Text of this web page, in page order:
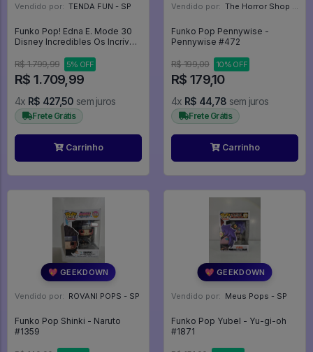
Vendido por: TENDA FUN - SP
Funko Pop! Edna E. Mode 30
Disney Incredibles Os Incríveis
R$ 1.799,99
5% OFF
R$ 1.709,99
4x R$ 427,50 sem juros
Frete Grátis
Carrinho
Vendido por: The Horror Shop - Colecionáveis - MG
Funko Pop Pennywise -
Pennywise #472
R$ 199,00 10% OFF
R$ 179,10
4x R$ 44,78 sem juros
Frete Grátis
Carrinho
💖 GEEKDOWN
Vendido por: ROVANI POPS - SP
Funko Pop Shinki - Naruto
#1359
💖 GEEKDOWN
Vendido por: Meus Pops - SP
Funko Pop Yubel - Yu-gi-oh
#1871